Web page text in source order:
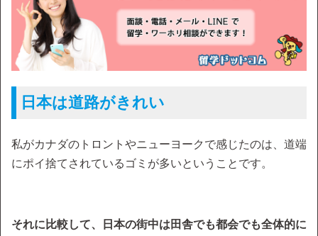
日本は道路がきれい
私がカナダのトロントやニューヨークで感じたのは、道端
にポイ捨てされているゴミが多いということです。
それに比較して、日本の街中は田舎でも都会でも全体的に